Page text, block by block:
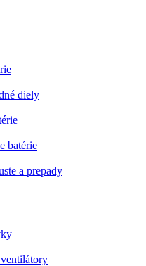
diely
batérie
a prepady